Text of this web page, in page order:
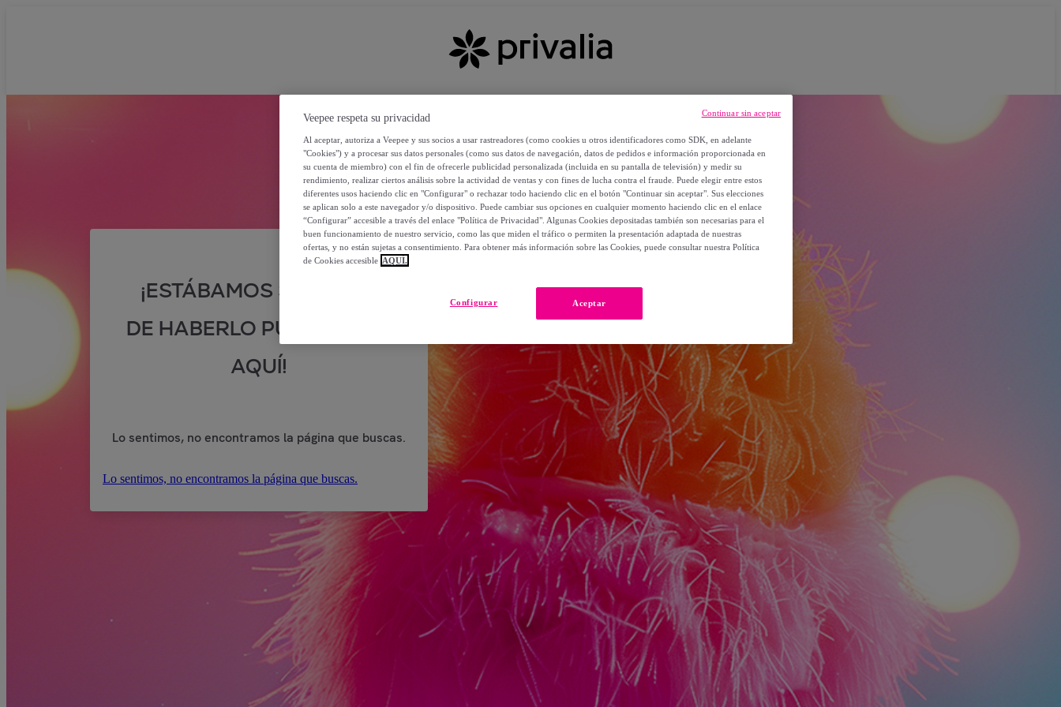
¡ESTÁBAMOS SEGUROS
DE HABERLO PUESTO POR
AQUÍ!
Lo sentimos, no encontramos la página que buscas.
Lo sentimos, no encontramos la página que buscas.
Veepee respeta su privacidad
Al aceptar, autoriza a Veepee y sus socios a usar rastreadores (como cookies u otros identificadores como SDK, en adelante
"Cookies") y a procesar sus datos personales (como sus datos de navegación, datos de pedidos e información proporcionada en
su cuenta de miembro) con el fin de ofrecerle publicidad personalizada (incluida en su pantalla de televisión) y medir su
rendimiento, realizar ciertos análisis sobre la actividad de ventas y con fines de lucha contra el fraude. Puede elegir entre estos
diferentes usos haciendo clic en "Configurar" o rechazar todo haciendo clic en el botón "Continuar sin aceptar". Sus elecciones
se aplican solo a este navegador y/o dispositivo. Puede cambiar sus opciones en cualquier momento haciendo clic en el enlace
“Configurar” accesible a través del enlace "Política de Privacidad". Algunas Cookies depositadas también son necesarias para el
buen funcionamiento de nuestro servicio, como las que miden el tráfico o permiten la presentación adaptada de nuestras
ofertas, y no están sujetas a consentimiento. Para obtener más información sobre las Cookies, puede consultar nuestra Política
de Cookies accesible AQUÍ.
Aceptar
Configurar
Continuar sin aceptar